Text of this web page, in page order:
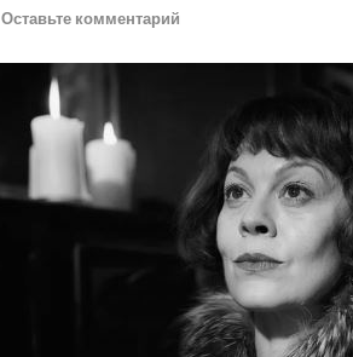
Оставьте комментарий